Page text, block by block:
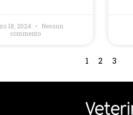
18, 2024
Nessun
commento
1 2 3